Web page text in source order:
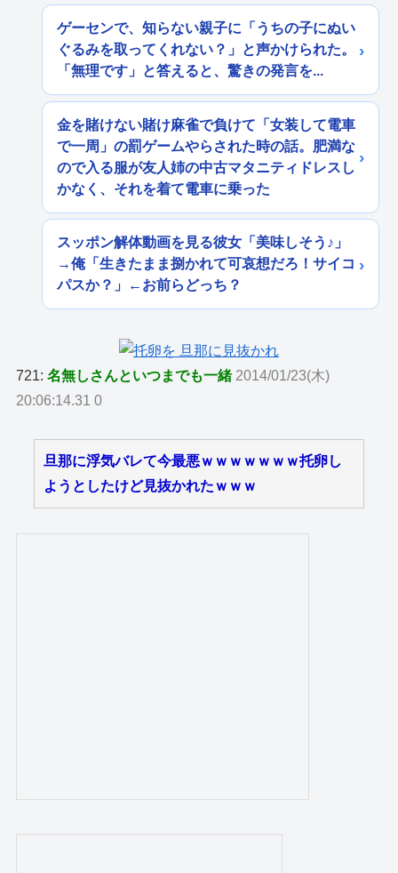
ゲーセンで、知らない親子に「うちの子にぬい
ぐるみを取ってくれない？」と声かけられた。
「無理です」と答えると、驚きの発言を...
金を賭けない賭け麻雀で負けて「女装して電車
で一周」の罰ゲームやらされた時の話。肥満な
ので入る服が友人姉の中古マタニティドレスし
かなく、それを着て電車に乗った
スッポン解体動画を見る彼女「美味しそう♪」
→俺「生きたまま捌かれて可哀想だろ！サイコ
パスか？」←お前らどっち？
721:名無しさんといつまでも一緒 2014/01/23(木)
20:06:14.31 0
旦那に浮気バレて今最悪ｗｗｗｗｗｗｗ托卵し
ようとしたけど見抜かれたｗｗｗ